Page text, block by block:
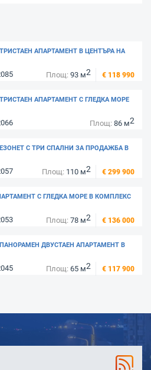
АПАРТАМЕНТ В ЦЕНТЪРА НА
М. ОТ МАРИНА ДИНЕВИ - КОМПЛЕКС
Площ: 93 м2 € 118 990
АПАРТАМЕНТ С ГЛЕДКА МОРЕ
КОМПЛЕКС РАЛИЦА - ВТОРА ЛИНИЯ
Площ: 86 м2
С ТРИ СПАЛНИ ЗА ПРОДАЖБА В
М. ОТ МОРЕТО - КОМПЛЕКС "АРТУР"
Площ: 110 м2 € 299 900
С ГЛЕДКА МОРЕ В КОМПЛЕКС
МАРИНА ДИНЕВИ - СВЕТИ ВЛАС
Площ: 78 м2 € 136 000
ДВУСТАЕН АПАРТАМЕНТ В
"DOLCE VITA 2" - 50 МЕТРА ОТ
Площ: 65 м2 € 117 900